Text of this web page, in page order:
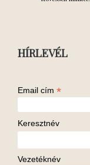
HÍRLEVÉL
Email cím *
Keresztnév
Vezetéknév